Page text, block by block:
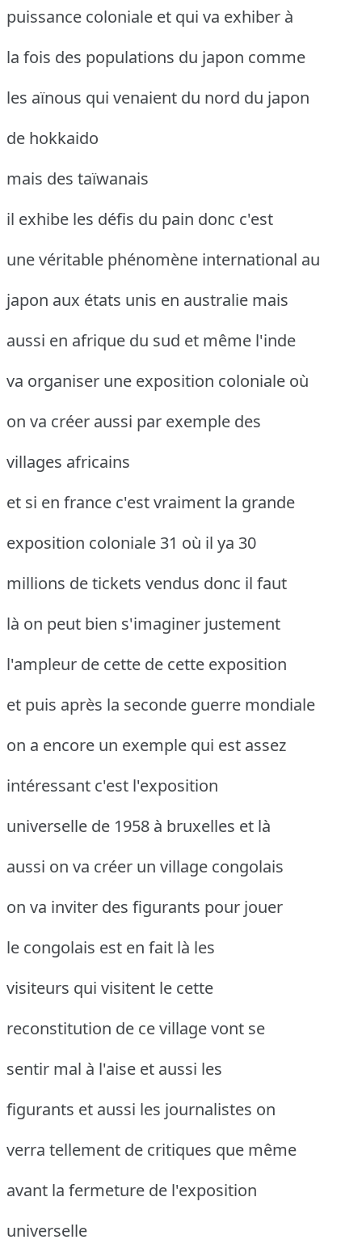
puissance coloniale et qui va exhiber à
la fois des populations du japon comme
les aïnous qui venaient du nord du japon
de hokkaido
mais des taïwanais
il exhibe les défis du pain donc c'est
une véritable phénomène international au
japon aux états unis en australie mais
aussi en afrique du sud et même l'inde
va organiser une exposition coloniale où
on va créer aussi par exemple des
villages africains
et si en france c'est vraiment la grande
exposition coloniale 31 où il ya 30
millions de tickets vendus donc il faut
là on peut bien s'imaginer justement
l'ampleur de cette de cette exposition
et puis après la seconde guerre mondiale
on a encore un exemple qui est assez
intéressant c'est l'exposition
universelle de 1958 à bruxelles et là
aussi on va créer un village congolais
on va inviter des figurants pour jouer
le congolais est en fait là les
visiteurs qui visitent le cette
reconstitution de ce village vont se
sentir mal à l'aise et aussi les
figurants et aussi les journalistes on
verra tellement de critiques que même
avant la fermeture de l'exposition
universelle